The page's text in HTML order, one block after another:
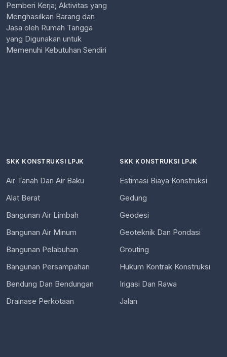
Pemberi Kerja; Aktivitas yang
Menghasilkan Barang dan
Jasa oleh Rumah Tangga
yang Digunakan untuk
Memenuhi Kebutuhan Sendiri
SKK KONSTRUKSI LPJK
Air Tanah Dan Air Baku
Alat Berat
Bangunan Air Limbah
Bangunan Air Minum
Bangunan Pelabuhan
Bangunan Persampahan
Bendung Dan Bendungan
Drainase Perkotaan
SKK KONSTRUKSI LPJK
Estimasi Biaya Konstruksi
Gedung
Geodesi
Geoteknik Dan Pondasi
Grouting
Hukum Kontrak Konstruksi
Irigasi Dan Rawa
Jalan